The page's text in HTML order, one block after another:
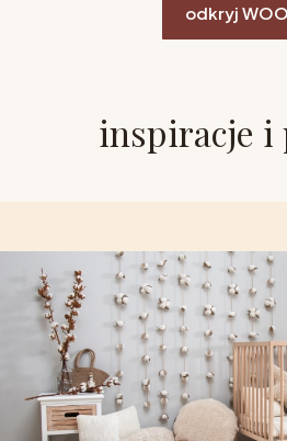
odkryj
inspiracje i